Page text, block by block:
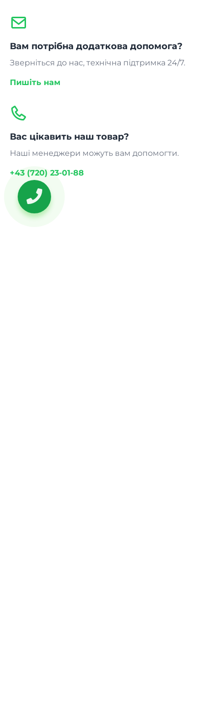
Вам потрібна додаткова допомога?
Зверніться до нас, технічна підтримка 24/7.
Пишіть нам
Вас цікавить наш товар?
Наші менеджери можуть вам допомогти.
+43 (720) 23-01-88